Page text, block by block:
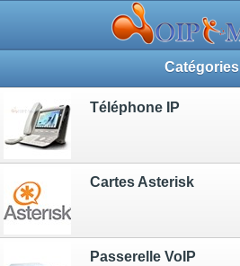
Catégories
Téléphone IP
Cartes Asterisk
Passerelle VoIP